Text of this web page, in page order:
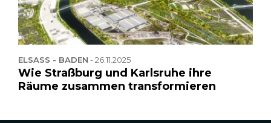
ELSASS - BADEN -26.11.2025
Wie Straßburg und Karlsruhe ihre
Räume zusammen transformieren